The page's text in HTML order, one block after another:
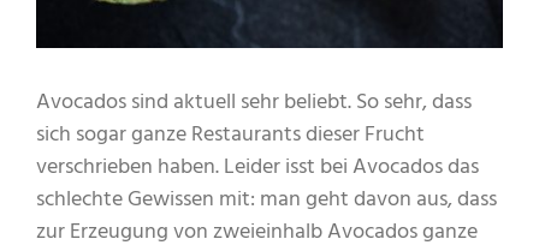
Avocados sind aktuell sehr beliebt. So sehr, dass
sich sogar ganze Restaurants dieser Frucht
verschrieben haben. Leider isst bei Avocados das
schlechte Gewissen mit: man geht davon aus, dass
zur Erzeugung von zweieinhalb Avocados ganze